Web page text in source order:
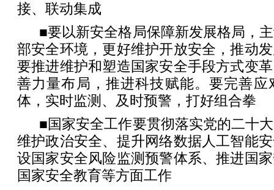
接、联动集成
■要以新安全格局保障新发展格局，
部安全环境，更好维护开放安全，推动
要推进维护和塑造国家安全手段方式变
善力量布局，推进科技赋能。要完善应
体，实时监测、及时预警，打好组合拳
■国家安全工作要贯彻落实党的二十
维护政治安全、提升网络数据人工智能
设国家安全风险监测预警体系、推进国
国家安全教育等方面工作